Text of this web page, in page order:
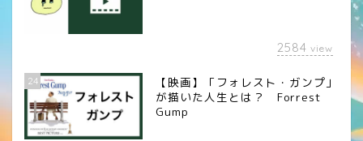
2584 view
24
【映画】「フォレスト・ガンプ」
が描いた人生とは？ Forrest
Gump